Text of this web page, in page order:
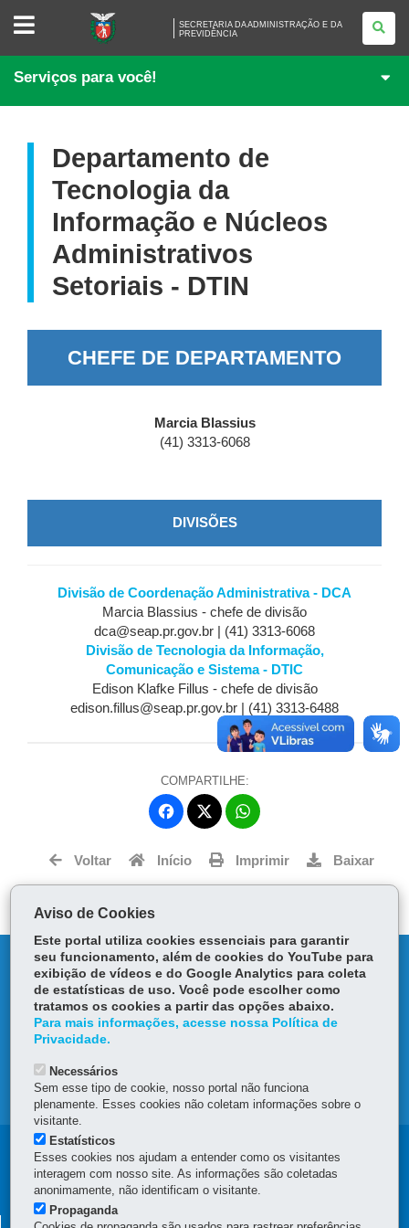
SECRETARIA
ADMINISTRAÇÃO
E
DA
PREVIDÊNCIA
SECRETARIA DA ADMINISTRAÇÃO E DA
PREVIDÊNCIA
Serviços para você!
Departamento de
Tecnologia da
Informação e Núcleos
Administrativos
Setoriais - DTIN
CHEFE DE DEPARTAMENTO
Marcia Blassius
(41) 3313-6068
DIVISÕES
Divisão de Coordenação Administrativa - DCA
Marcia Blassius - chefe de divisão
dca@seap.pr.gov.br | (41) 3313-6068
Divisão de Tecnologia da Informação,
Comunicação e Sistema - DTIC
Edison Klafke Fillus - chefe de divisão
edison.fillus@seap.pr.gov.br | (41) 3313-6488
COMPARTILHE:
Fa
ce
bo
itt
er
ts
Voltar Início Imprimir Baixar
MAPA DO SITE
DENUNCIE CORRUPÇÃO
OUVIDORIA
TRANSPARÊNCIA INSTITUCIONAL
Navegação
Principal
SEAP
SECRETARIA DE ESTADO DA ADMINISTRAÇÃO E DA
Aviso de Cookies
Este portal utiliza cookies essenciais para garantir
seu funcionamento, além de cookies do YouTube para
exibição de vídeos e do Google Analytics para coleta
de estatísticas de uso. Você pode escolher como
tratamos os cookies a partir das opções abaixo.
Para mais informações, acesse nossa Política de
Privacidade.
Necessários
Sem esse tipo de cookie, nosso portal não funciona
plenamente. Esses cookies não coletam informações sobre o
visitante.
Estatísticos
Esses cookies nos ajudam a entender como os visitantes
interagem com nosso site. As informações são coletadas
anonimamente, não identificam o visitante.
Propaganda